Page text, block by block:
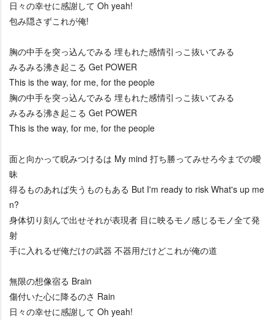
日々の幸せに感謝して Oh yeah!
包み隠さずこれが俺!
胸の中手を突っ込んでみる 埋もれた感情引っこ抜いてみる
みるみる沸き起こる Get POWER
This is the way, for me, for the people
胸の中手を突っ込んでみる 埋もれた感情引っこ抜いてみる
みるみる沸き起こる Get POWER
This is the way, for me, for the people
面と向かって睨みつけるは My mind 打ち勝ってみせろ今までの曖
昧
得るものあれば失うものもある But I'm ready to risk What's up me
n?
身体切り刻んで出せそれが表現者 目に映るモノ感じるモノ全て発
射
手に入れるぜ俺だけの武器 不器用だけどこれが俺の道
無限の想像宿る Brain
傷付いた心に降るのさ Rain
日々の幸せに感謝して Oh yeah!